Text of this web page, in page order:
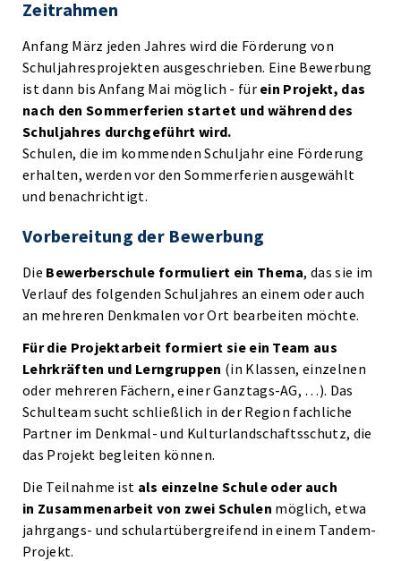
Zeitrahmen
Anfang März jeden Jahres wird die Förderung von
Schuljahresprojekten ausgeschrieben. Eine Bewerbung
ist dann bis Anfang Mai möglich - für ein Projekt, das
nach den Sommerferien startet und während des
Schuljahres durchgeführt wird.
Schulen, die im kommenden Schuljahr eine Förderung
erhalten, werden vor den Sommerferien ausgewählt
und benachrichtigt.
Vorbereitung der Bewerbung
Die Bewerberschule formuliert ein Thema, das sie im
Verlauf des folgenden Schuljahres an einem oder auch
an mehreren Denkmalen vor Ort bearbeiten möchte.
Für die Projektarbeit formiert sie ein Team aus
Lehrkräften und Lerngruppen (in Klassen, einzelnen
oder mehreren Fächern, einer Ganztags-AG, …). Das
Schulteam sucht schließlich in der Region fachliche
Partner im Denkmal- und Kulturlandschaftsschutz, die
das Projekt begleiten können.
Die Teilnahme ist als einzelne Schule oder auch
in Zusammenarbeit von zwei Schulen möglich, etwa
jahrgangs- und schulartübergreifend in einem Tandem-
Projekt.